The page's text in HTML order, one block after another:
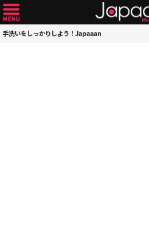
手洗いをしっかりしよう！Japaaan